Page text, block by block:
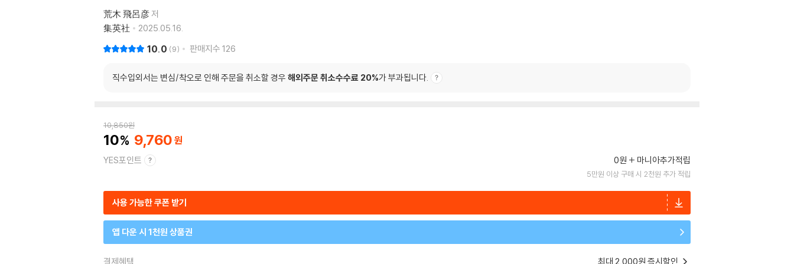
荒木 飛呂彦저
集英社
2025.05.16.
10.0 9 판매지수 126
직수입외서는 변심/착오로 인해 주문을 취소할 경우 해외주문 취소수수료 20%가 부과됩니다.
10,850원
10 9,760
YES포인트 0원 마니아추가적립
5만원 이상 구매 시 2천원 추가 적립
사용 가능한 쿠폰 받기
앱 다운 시 1천원 상품권
결제혜택 최대 2,000원 즉시할인